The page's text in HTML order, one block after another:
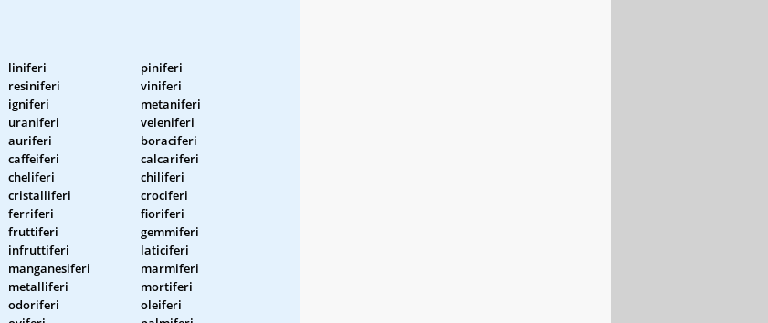
liniferi
piniferi
resiniferi
viniferi
igniferi
metaniferi
uraniferi
veleniferi
auriferi
boraciferi
caffeiferi
calcariferi
cheliferi
chiliferi
cristalliferi
crociferi
ferriferi
fioriferi
fruttiferi
gemmiferi
infruttiferi
laticiferi
manganesiferi
marmiferi
metalliferi
mortiferi
odoriferi
oleiferi